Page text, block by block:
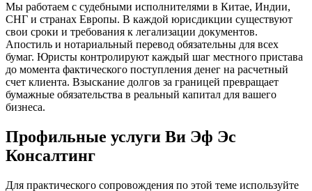
Мы работаем с судебными исполнителями в Китае, Индии,
СНГ и странах Европы. В каждой юрисдикции существуют
свои сроки и требования к легализации документов.
Апостиль и нотариальный перевод обязательны для всех
бумаг. Юристы контролируют каждый шаг местного пристава
до момента фактического поступления денег на расчетный
счет клиента. Взыскание долгов за границей превращает
бумажные обязательства в реальный капитал для вашего
бизнеса.
Профильные услуги Ви Эф Эс
Консалтинг
Для практического сопровождения по этой теме используйте